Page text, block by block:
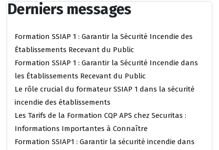
Derniers messages
Formation SSIAP 1 : Garantir la Sécurité Incendie des
Établissements Recevant du Public
Formation SSIAP 1 : Garantir la Sécurité Incendie dans
les Établissements Recevant du Public
Le rôle crucial du formateur SSIAP 1 dans la sécurité
incendie des établissements
Les Tarifs de la Formation CQP APS chez Securitas :
Informations Importantes à Connaître
Formation SSIAP1 : Garantir la sécurité incendie dans